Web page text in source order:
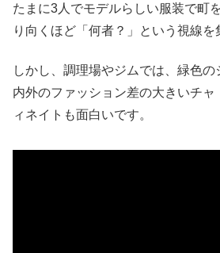
たまに3人でモデルらしい服装で町
り向くほど「何者？」という視線を
しかし、調理場やジムでは、緑色の
内外のファッション差の大きいチ
ィネイトも面白いです。